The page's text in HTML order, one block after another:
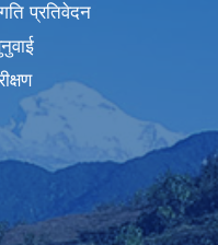
प्रतिवेदन